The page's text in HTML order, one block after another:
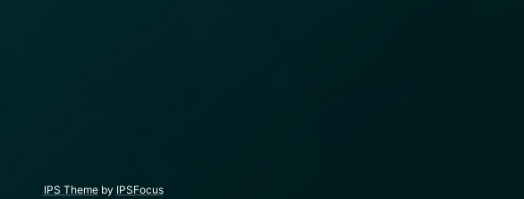
IPS Themeby IPSFocus